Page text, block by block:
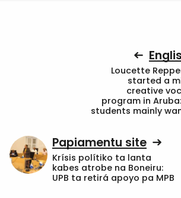
Loucette
started a
creative
program in
students mainly
Papiamentu site
Krísis polítiko ta lanta
kabes atrobe na Boneiru:
UPB ta retirá apoyo pa MPB